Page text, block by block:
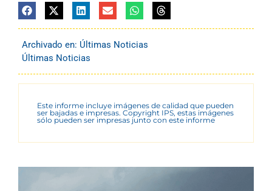
Archivado en: Últimas Noticias
Últimas Noticias
Este informe incluye imágenes de calidad que pueden
ser bajadas e impresas. Copyright IPS, estas imágenes
sólo pueden ser impresas junto con este informe